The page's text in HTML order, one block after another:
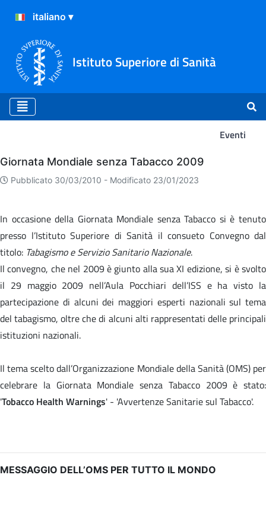
Istituto Superiore di Sanità
Eventi
Eventi
Giornata Mondiale senza Tabacco 2009
Pubblicato 30/03/2010 - Modificato 23/01/2023
In occasione della Giornata Mondiale senza Tabacco si è tenuto
presso l’Istituto Superiore di Sanità il consueto Convegno dal
titolo: Tabagismo e Servizio Sanitario Nazionale.
Il convegno, che nel 2009 è giunto alla sua XI edizione, si è svolto
il 29 maggio 2009 nell’Aula Pocchiari dell’ISS e ha visto la
partecipazione di alcuni dei maggiori esperti nazionali sul tema
del tabagismo, oltre che di alcuni alti rappresentati delle principali
istituzioni nazionali.
Il tema scelto dall’Organizzazione Mondiale della Sanità (OMS) per
celebrare la Giornata Mondiale senza Tabacco 2009 è stato:
'Tobacco Health Warnings' - 'Avvertenze Sanitarie sul Tabacco'.
MESSAGGIO DELL’OMS PER TUTTO IL MONDO